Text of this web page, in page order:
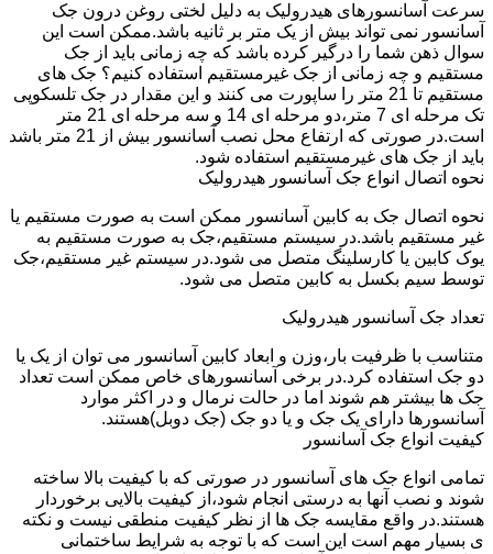
سرعت آسانسورهای هیدرولیک به دلیل لختی روغن درون جک
آسانسور نمی تواند بیش از یک متر بر ثانیه باشد.ممکن است این
سوال ذهن شما را درگیر کرده باشد که چه زمانی باید از جک
مستقیم و چه زمانی از جک غیرمستقیم استفاده کنیم؟ جک های
مستقیم تا 21 متر را ساپورت می کنند و این مقدار در جک تلسکوپی
تک مرحله ای 7 متر،دو مرحله ای 14 و سه مرحله ای 21 متر
است.در صورتی که ارتفاع محل نصب آسانسور بیش از 21 متر باشد
باید از جک های غیرمستقیم استفاده شود.
نحوه اتصال انواع جک آسانسور هیدرولیک
نحوه اتصال جک به کابین آسانسور ممکن است به صورت مستقیم یا
غیر مستقیم باشد.در سیستم مستقیم،جک به صورت مستقیم به
یوک کابین یا کارسلینگ متصل می شود.در سیستم غیر مستقیم،جک
توسط سیم بکسل به کابین متصل می شود.
تعداد جک آسانسور هیدرولیک
متناسب با ظرفیت بار،وزن و ابعاد کابین آسانسور می توان از یک یا
دو جک استفاده کرد.در برخی آسانسورهای خاص ممکن است تعداد
جک ها بیشتر هم شوند اما در حالت نرمال و در اکثر موارد
آسانسورها دارای یک جک و یا دو جک (جک دوبل)هستند.
کیفیت انواع جک آسانسور
تمامی انواع جک های آسانسور در صورتی که با کیفیت بالا ساخته
شوند و نصب آنها به درستی انجام شود،از کیفیت بالایی برخوردار
هستند.در واقع مقایسه جک ها از نظر کیفیت منطقی نیست و نکته
ی بسیار مهم است این است که با توجه به شرایط ساختمانی